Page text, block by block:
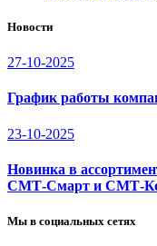
Новости
27-10-2025
График работы
23-10-2025
Новинка в
СМТ-Смарт и СМТ-
Мы в социальных сетях